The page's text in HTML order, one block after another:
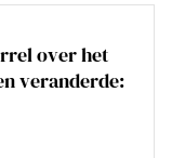
over het
veranderde: